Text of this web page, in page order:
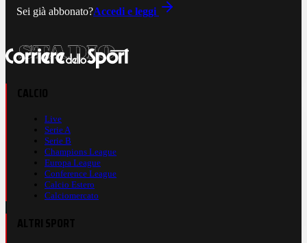
Sei già abbonato?Accedi e leggi
Live
Serie A
Serie B
Champions League
Europa League
Conference League
Calcio Estero
Calciomercato